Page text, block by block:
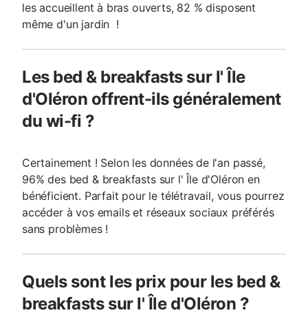
les accueillent à bras ouverts, 82 % disposent
même d'un jardin !
Les bed & breakfasts sur l' Île
d'Oléron offrent-ils généralement
du wi-fi ?
Certainement ! Selon les données de l'an passé,
96% des bed & breakfasts sur l' Île d'Oléron en
bénéficient. Parfait pour le télétravail, vous pourrez
accéder à vos emails et réseaux sociaux préférés
sans problèmes !
Quels sont les prix pour les bed &
breakfasts sur l' Île d'Oléron ?